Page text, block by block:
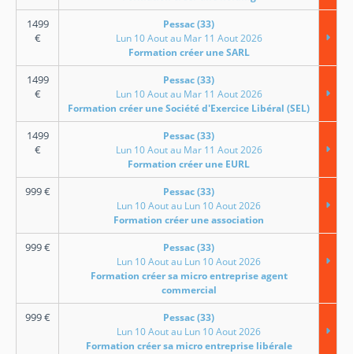
1499
€
Pessac (33)
Lun 10 Aout au Mar 11 Aout 2026
Formation créer une SARL
1499
€
Pessac (33)
Lun 10 Aout au Mar 11 Aout 2026
Formation créer une Société d'Exercice Libéral (SEL)
1499
€
Pessac (33)
Lun 10 Aout au Mar 11 Aout 2026
Formation créer une EURL
999€
Pessac (33)
Lun 10 Aout au Lun 10 Aout 2026
Formation créer une association
999€
Pessac (33)
Lun 10 Aout au Lun 10 Aout 2026
Formation créer sa micro entreprise agent
commercial
999€
Pessac (33)
Lun 10 Aout au Lun 10 Aout 2026
Formation créer sa micro entreprise libérale